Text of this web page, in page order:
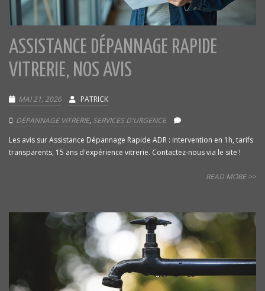
ASSISTANCE DÉPANNAGE RAPIDE
VITRERIE, NOS AVIS
MAI 21, 2026 PATRICK
DÉPANNAGE VITRERIE, SERVICES D'URGENCE
Les avis sur Assistance Dépannage Rapide ADR : intervention en 1h, tarifs
transparents, 15 ans d'expérience vitrerie. Contactez-nous via le site !
READ MORE >>